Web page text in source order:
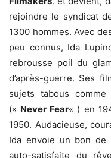
rejoindre le syndicat
1300 hommes. Avec
peu connus, Ida
rebrousse poil du
d’après-guerre. Ses
sujets tabous
(« Never Fear« ) en
1950. Audacieuse,
Ida envoie un bon
auto-satisfaite du